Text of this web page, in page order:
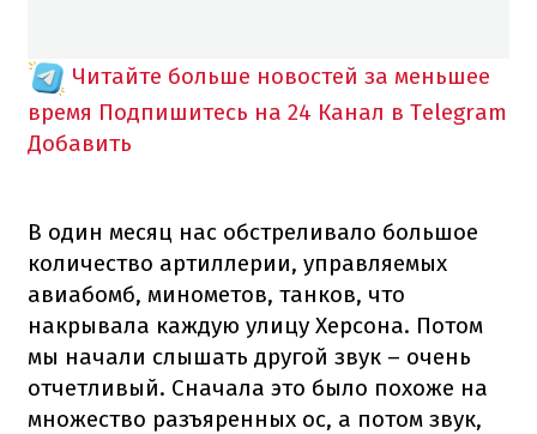
Читайте больше новостей за меньшее
время Подпишитесь на 24 Канал в Telegram
Добавить
В один месяц нас обстреливало большое
количество артиллерии, управляемых
авиабомб, минометов, танков, что
накрывала каждую улицу Херсона. Потом
мы начали слышать другой звук – очень
отчетливый. Сначала это было похоже на
множество разъяренных ос, а потом звук,